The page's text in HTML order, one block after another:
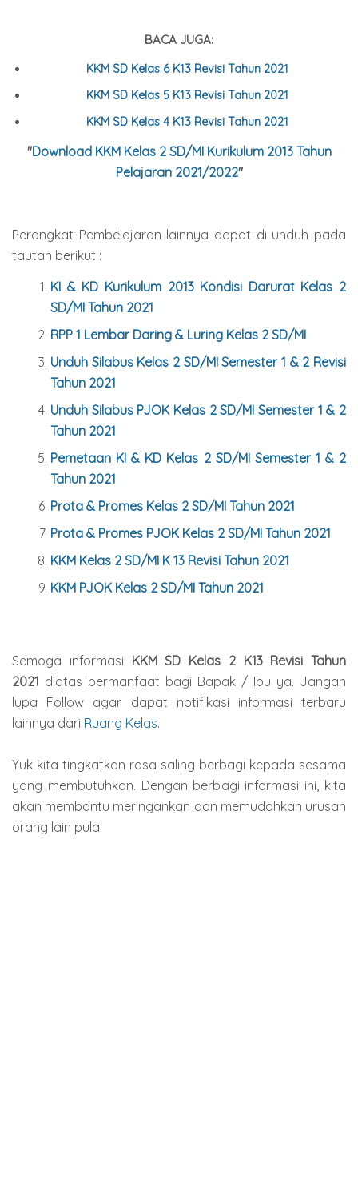
BACA JUGA:
KKM SD Kelas 6 K13 Revisi Tahun 2021
KKM SD Kelas 5 K13 Revisi Tahun 2021
KKM SD Kelas 4 K13 Revisi Tahun 2021
"Download KKM Kelas 2 SD/MI Kurikulum 2013 Tahun
Pelajaran 2021/2022"
Perangkat Pembelajaran lainnya dapat di unduh pada
tautan berikut :
KI & KD Kurikulum 2013 Kondisi Darurat Kelas 2
SD/MI Tahun 2021
RPP 1 Lembar Daring & Luring Kelas 2 SD/MI
Unduh Silabus Kelas 2 SD/MI Semester 1 & 2 Revisi
Tahun 2021
Unduh Silabus PJOK Kelas 2 SD/MI Semester 1 & 2
Tahun 2021
Pemetaan KI & KD Kelas 2 SD/MI Semester 1 & 2
Tahun 2021
Prota & Promes Kelas 2 SD/MI Tahun 2021
Prota & Promes PJOK Kelas 2 SD/MI Tahun 2021
KKM Kelas 2 SD/MI K 13 Revisi Tahun 2021
KKM PJOK Kelas 2 SD/MI Tahun 2021
Semoga informasi KKM SD Kelas 2 K13 Revisi Tahun
2021 diatas bermanfaat bagi Bapak / Ibu ya. Jangan
lupa Follow agar dapat notifikasi informasi terbaru
lainnya dari Ruang Kelas.
Yuk kita tingkatkan rasa saling berbagi kepada sesama
yang membutuhkan. Dengan berbagi informasi ini, kita
akan membantu meringankan dan memudahkan urusan
orang lain pula.